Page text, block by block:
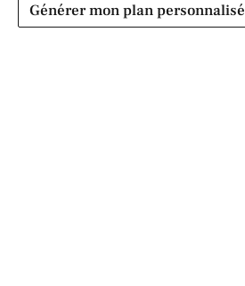
Générer mon plan personnalisé